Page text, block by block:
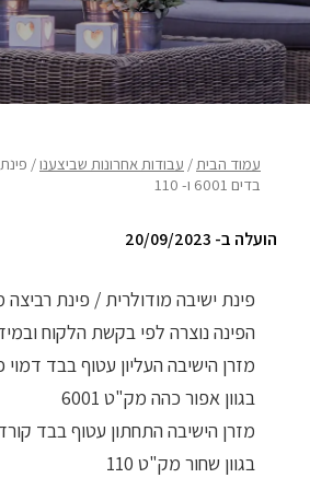
מערכות ישיבה
כריות נוי
אקססוריז
עודפים
קטלוג צבעים
אודות
טיפים והמלצות
עמוד הבית/ עבודות אחרונות שביצענו/
בדים 6001 ו- 110
הועלה ב- 20/09/2023
פינת ישיבה מודולרית / פינת רביצה
הפינה נוצרה לפי בקשת הלקוח ובמידות 160/
מזרן הישיבה העליון עטוף בבד דמוי
בגוון אפור כהה מק"ט 6001
מזרן הישיבה התחתון עטוף בבד
בגוון שחור מק"ט 110